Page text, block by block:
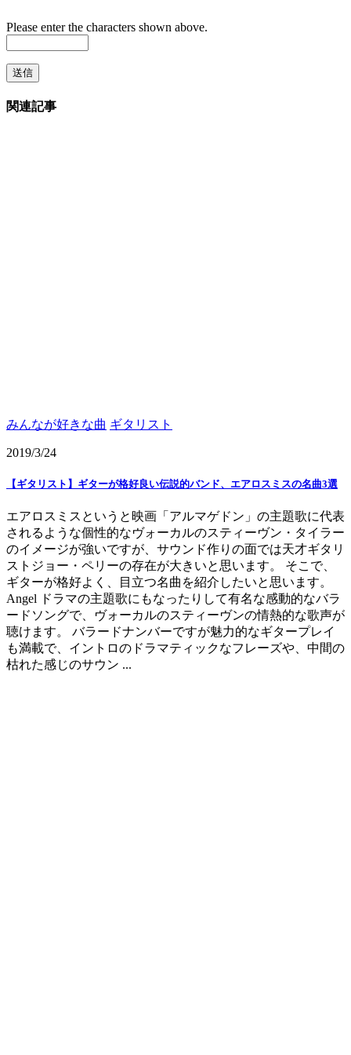
Please enter the characters shown above.
関連記事
みんなが好きな曲 ギタリスト
2019/3/24
【ギタリスト】ギターが格好良い伝説的バンド、エアロスミスの名曲3選
エアロスミスというと映画「アルマゲドン」の主題歌に代表
されるような個性的なヴォーカルのスティーヴン・タイラー
のイメージが強いですが、サウンド作りの面では天才ギタリ
ストジョー・ペリーの存在が大きいと思います。 そこで、
ギターが格好よく、目立つ名曲を紹介したいと思います。
Angel ドラマの主題歌にもなったりして有名な感動的なバラ
ードソングで、ヴォーカルのスティーヴンの情熱的な歌声が
聴けます。 バラードナンバーですが魅力的なギタープレイ
も満載で、イントロのドラマティックなフレーズや、中間の
枯れた感じのサウン ...